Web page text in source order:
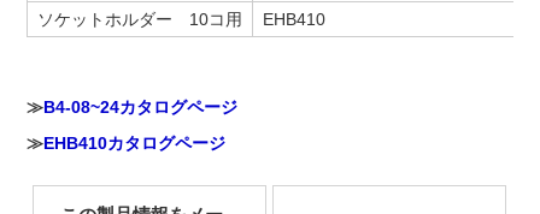
ソケットホルダー 10コ用
EHB410
≫B4-08~24カタログページ
≫EHB410カタログページ